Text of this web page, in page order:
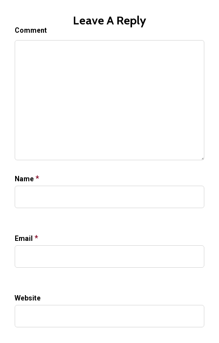
Leave A Reply
Comment
Name *
Email *
Website